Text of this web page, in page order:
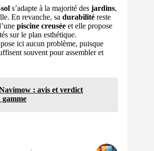
s’adapte à la majorité des jardins,
En revanche, sa durabilité reste
piscine creusée et elle propose
sur le plan esthétique.
ici aucun problème, puisque
souvent pour assembler et
: avis et verdict
gamme